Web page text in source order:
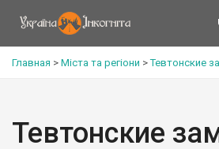
Главная > Міста та регіони >Тевтонские
Тевтонские